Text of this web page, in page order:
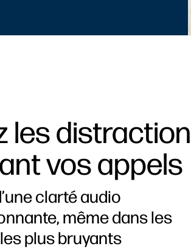
les
vos appels
clarté audio
même dans les
plus bruyants